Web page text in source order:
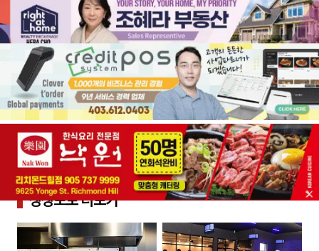
생생포토더보기